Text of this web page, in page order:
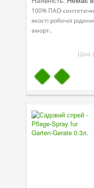
100% ПАО-
якості робочої
аморт..
Ціна